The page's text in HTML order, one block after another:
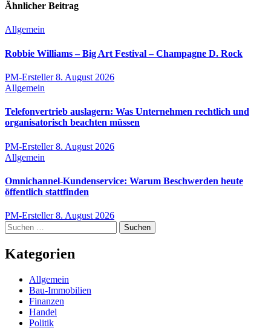
Ähnlicher Beitrag
Allgemein
Robbie Williams – Big Art Festival – Champagne D. Rock
PM-Ersteller8. August 2026
Allgemein
Telefonvertrieb auslagern: Was Unternehmen rechtlich und
organisatorisch beachten müssen
PM-Ersteller8. August 2026
Allgemein
Omnichannel-Kundenservice: Warum Beschwerden heute
öffentlich stattfinden
PM-Ersteller8. August 2026
Suchen
nach:
Kategorien
Allgemein
Bau-Immobilien
Finanzen
Handel
Politik